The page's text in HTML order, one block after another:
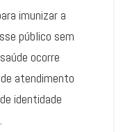
imunizar a
público sem
ocorre
atendimento
identidade